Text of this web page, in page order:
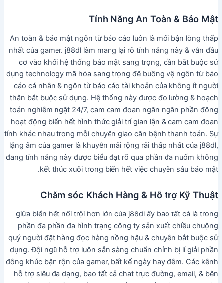
Tính Năng An Toàn & Bảo Mật
An toàn & bảo mật ngôn từ báo cáo luôn là mối bận lòng thấp
nhất của gamer. j88dl làm mang lại rõ tính năng này & vẫn đầu
cơ vào khối hệ thống bảo mật sang trọng, cần bắt buộc sử
dụng technology mã hóa sang trọng để buồng vệ ngôn từ báo
cáo cá nhân & ngôn từ báo cáo tài khoản của không ít người
thân bắt buộc sử dụng. Hệ thống này được đo lường & hoạch
toán nghiêm ngặt 24/7, cam cam đoan ngăn ngăn phần đông
hoạt động biển hết hình thức giải trí gian lận & cam cam đoan
tính khác nhau trong mỗi chuyển giao căn bệnh thanh toán. Sự
lặng âm của gamer là khuyễn mãi rộng rãi thấp nhất của j88dl,
đang tính năng này được biểu đạt rõ qua phần đa nuốm không
kết thúc xuôi trong biển hết việc chuyên sâu bảo mật.
Chăm sóc Khách Hàng & Hỗ trợ Kỹ Thuật
giữa biển hết nổi trội hơn lớn của j88dl ấy bao tất cả là trong
phần đa phần đa hình trạng công ty sản xuất chiều chuộng
quý người đặt hàng đọc hàng nồng hậu & chuyên bắt buộc sử
dụng. Đội ngũ hỗ trợ luôn sẵn sàng chuẩn chỉnh bị lí giải phần
đông khúc bận rộn của gamer, bất kể ngày hay đêm. Các kênh
hỗ trợ siêu đa dạng, bao tất cả chat trực đường, email, & bên